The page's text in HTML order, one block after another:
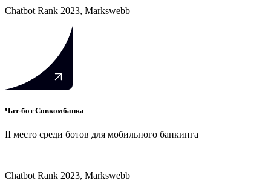
Chatbot Rank 2023, Markswebb
Чат-бот Совкомбанка
II место среди ботов для мобильного банкинга
Chatbot Rank 2023, Markswebb